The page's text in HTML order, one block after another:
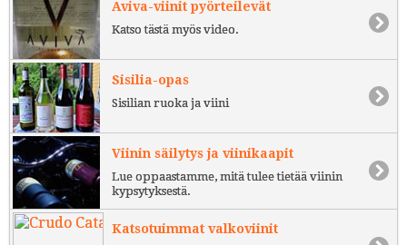
Aviva-viinit pyörteilevät
Katso tästä myös video.
Sisilia-opas
Sisilian ruoka ja viini
Viinin säilytys ja viinikaapit
Lue oppaastamme, mitä tulee tietää viinin
kypsytyksestä.
Katsotuimmat valkoviinit